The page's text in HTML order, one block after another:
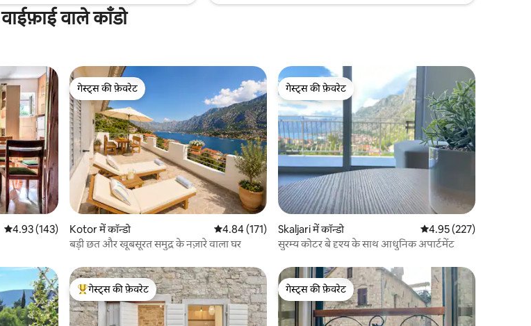
वाईफ़ाई वाले काँडो
औसत रेटिंग 5 में से 4.93, 143 समीक्षाएँ
4.93 (143)
गेस्ट्स की फ़ेवरेट
गेस्ट्स की फ़ेवरेट
Kotor में कॉन्डो औसत रेटिंग 5 में से 4.84, 171 समीक्षाएँ
4.84 (171)
बड़ी छत और खूबसूरत समुद्र के नज़ारे वाला घर
गेस्ट्स की फ़ेवरेट
गेस्ट्स की फ़ेवरेट
Skaljari में कॉन्डो औसत रेटिंग 5 में से 4.95,
4.95 (227)
सुरम्य कोटर बे दृश्य के साथ आधुनिक अपार्टमेंट
गेस्ट्स का टॉप फ़ेवरेट
गेस्ट्स की फ़ेवरेट
गेस्ट्स की फ़ेवरेट
गेस्ट्स की फ़ेवरेट